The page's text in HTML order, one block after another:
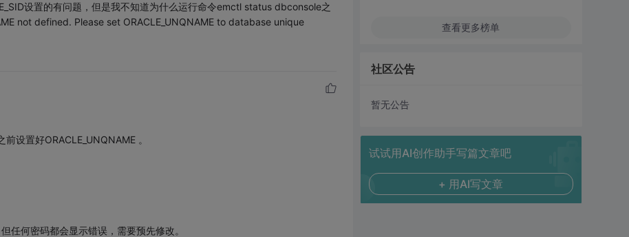
设置的有问题，但是我不知道为什么运行命令emctl status dbconsole之
not defined. Please set ORACLE_UNQNAME to database unique
设置好ORACLE_UNQNAME 。
任何密码都会显示错误，需要预先修改。
查看更多榜单
社区公告
暂无公告
试试用AI创作助手写篇文章吧
+ 用AI写文章